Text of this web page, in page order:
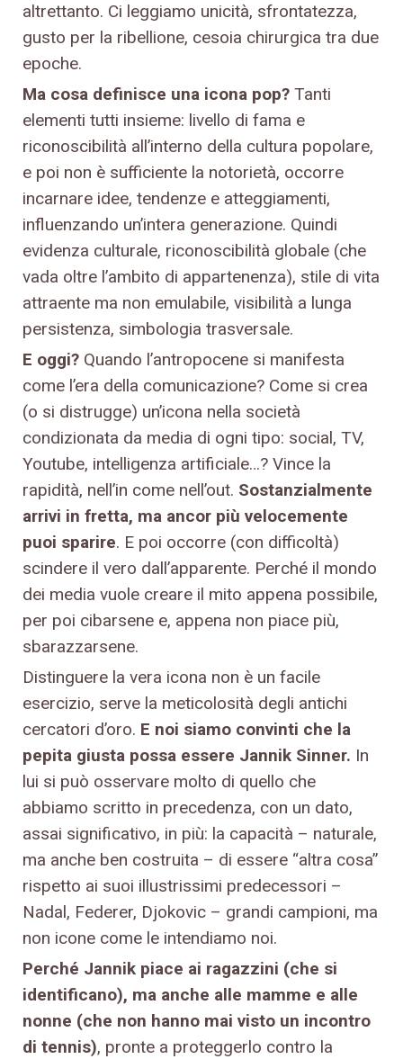
altrettanto. Ci leggiamo unicità, sfrontatezza,
gusto per la ribellione, cesoia chirurgica tra due
epoche.
Ma cosa definisce una icona pop? Tanti
elementi tutti insieme: livello di fama e
riconoscibilità all’interno della cultura popolare,
e poi non è sufficiente la notorietà, occorre
incarnare idee, tendenze e atteggiamenti,
influenzando un’intera generazione. Quindi
evidenza culturale, riconoscibilità globale (che
vada oltre l’ambito di appartenenza), stile di vita
attraente ma non emulabile, visibilità a lunga
persistenza, simbologia trasversale.
E oggi? Quando l’antropocene si manifesta
come l’era della comunicazione? Come si crea
(o si distrugge) un’icona nella società
condizionata da media di ogni tipo: social, TV,
Youtube, intelligenza artificiale…? Vince la
rapidità, nell’in come nell’out. Sostanzialmente
arrivi in fretta, ma ancor più velocemente
puoi sparire. E poi occorre (con difficoltà)
scindere il vero dall’apparente. Perché il mondo
dei media vuole creare il mito appena possibile,
per poi cibarsene e, appena non piace più,
sbarazzarsene.
Distinguere la vera icona non è un facile
esercizio, serve la meticolosità degli antichi
cercatori d’oro. E noi siamo convinti che la
pepita giusta possa essere Jannik Sinner. In
lui si può osservare molto di quello che
abbiamo scritto in precedenza, con un dato,
assai significativo, in più: la capacità – naturale,
ma anche ben costruita – di essere “altra cosa”
rispetto ai suoi illustrissimi predecessori –
Nadal, Federer, Djokovic – grandi campioni, ma
non icone come le intendiamo noi.
Perché Jannik piace ai ragazzini (che si
identificano), ma anche alle mamme e alle
nonne (che non hanno mai visto un incontro
di tennis), pronte a proteggerlo contro la